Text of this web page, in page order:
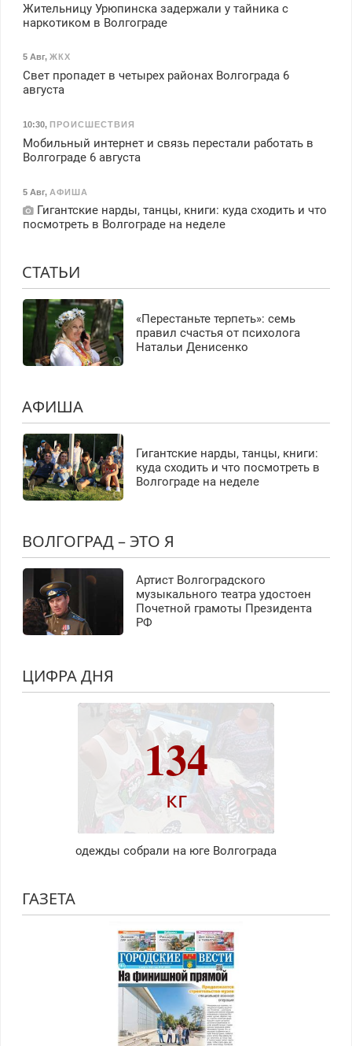
Жительницу Урюпинска задержали у тайника с
наркотиком в Волгограде
5 Авг, ЖКХ
Свет пропадет в четырех районах Волгограда 6
августа
10:30, ПРОИСШЕСТВИЯ
Мобильный интернет и связь перестали работать в
Волгограде 6 августа
5 Авг, АФИША
Гигантские нарды, танцы, книги: куда сходить и что
посмотреть в Волгограде на неделе
СТАТЬИ
«Перестаньте терпеть»: семь
правил счастья от психолога
Натальи Денисенко
АФИША
Гигантские нарды, танцы, книги:
куда сходить и что посмотреть в
Волгограде на неделе
ВОЛГОГРАД – ЭТО Я
Артист Волгоградского
музыкального театра удостоен
Почетной грамоты Президента
РФ
ЦИФРА ДНЯ
134
кг
одежды собрали на юге Волгограда
ГАЗЕТА